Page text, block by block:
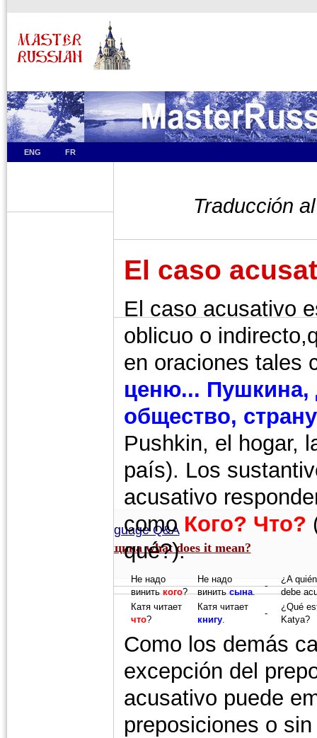
ENG FR
Traducción
El caso
El caso acusativo
oblicuo o
en oraciones tales
ценю... Пушкина,
общество,
Pushkin, el hogar,
país). Los
acusativo
como Кого? Что?
qué?).
Не надо
винитького?
Не надо
винитьсына.
-
¿A
debe
Катя читает
что?
Катя читает
книгу.
-
¿Qué
Katya?
Como los demás
excepción del
acusativo puede
preposiciones o
Russian language Q&A
the word ends in -щина what does it mean?